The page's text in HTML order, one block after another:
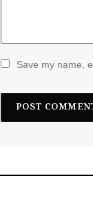
Save my name,